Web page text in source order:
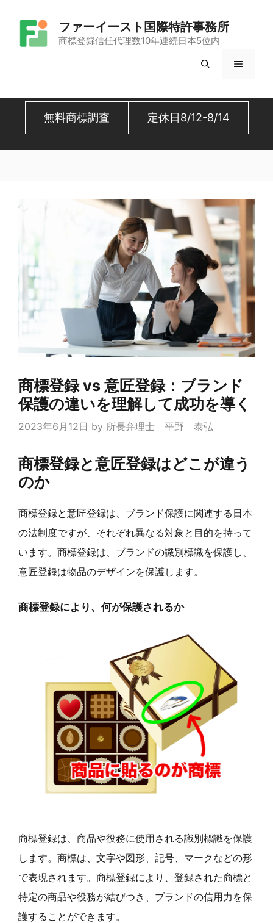
ファーイースト国際特許事務所
商標登録信任代理数10年連続日本5位内
メ
無料商標調査 定休日8/12-8/14
商標登録 vs 意匠登録：ブランド
保護の違いを理解して成功を導く
2023年6月12日 by 所長弁理士 平野 泰弘
商標登録と意匠登録はどこが違う
のか
商標登録と意匠登録は、ブランド保護に関連する日本
の法制度ですが、それぞれ異なる対象と目的を持って
います。商標登録は、ブランドの識別標識を保護し、
意匠登録は物品のデザインを保護します。
商標登録により、何が保護されるか
商標登録は、商品や役務に使用される識別標識を保護
します。商標は、文字や図形、記号、マークなどの形
で表現されます。商標登録により、登録された商標と
特定の商品や役務が結びつき、ブランドの信用力を保
護することができます。